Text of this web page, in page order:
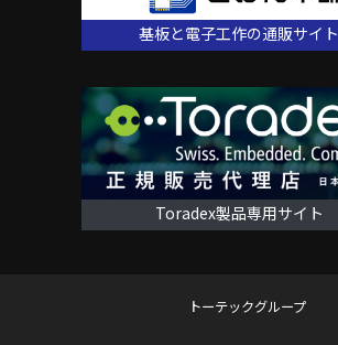
基板と電子工作の通販サイト
Toradex製品専用サイト
トーテックグループ